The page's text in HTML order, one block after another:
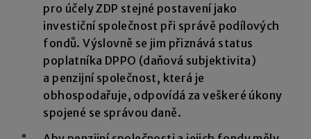
pro účely ZDP stejné postavení jako
investiční společnost při správě podílových
fondů. Výslovně se jim přiznává status
poplatníka DPPO (daňová subjektivita)
a penzijní společnost, která je
obhospodařuje, odpovídá za veškeré úkony
spojené se správou daně.